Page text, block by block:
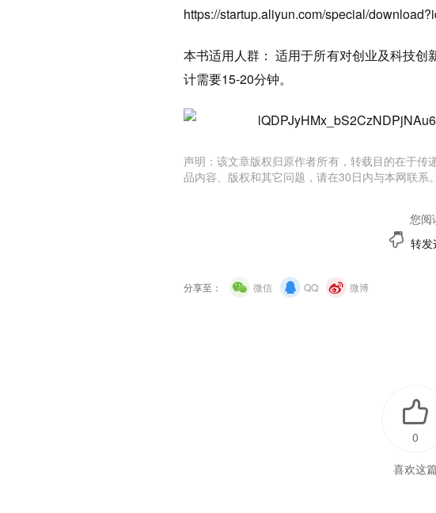
https://startup.aliyun.com/special/
本书适用人群： 适用于所有对创业及科技
计需要15-20分钟。
声明：该文章版权归原作者所有，转载目的在于
品内容、版权和其它问题，请在30日内与本网联系。
您阅
转发
分享至： 微信 QQ 微博
喜欢这篇
0